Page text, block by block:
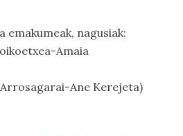
emakumeak, nagusiak:
Amaia
Ane Kerejeta)